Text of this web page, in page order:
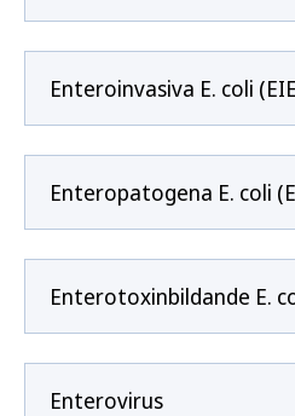
Enteroinvasiva E. coli
Enteropatogena E. coli
Enterotoxinbildande E.
Enterovirus